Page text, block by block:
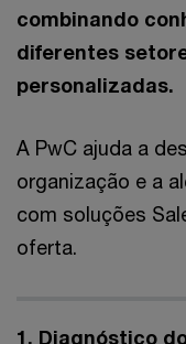
combinando
diferentes
personalizadas.
A PwC ajuda a
organização e a
com soluções
oferta.
1. Diagnóstico